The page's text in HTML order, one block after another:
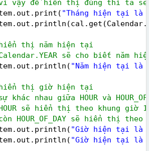
vậy để hiển thị đúng thì ta sẽ
"Tháng hiện tại là "
thị năm hiện tại
sẽ cho biết năm
"Năm hiện tại là "
thị giờ hiện tại
khác nhau giữa HOUR và
sẽ hiển thị theo khung
HOUR_OF_DAY sẽ hiển thị
"Giờ hiện tại là "
"Giờ hiện tại là "